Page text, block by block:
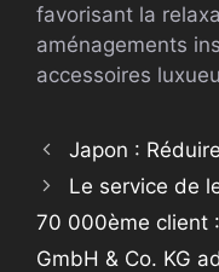
favorisant la
aménagements
accessoires
Japon :
Le service de
70 000ème client
GmbH & Co. KG